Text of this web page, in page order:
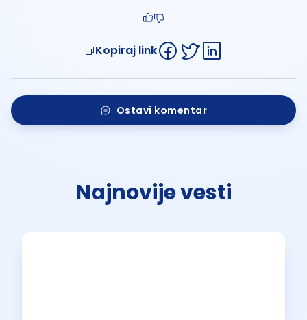
Kopiraj link
Ostavi komentar
Najnovije vesti